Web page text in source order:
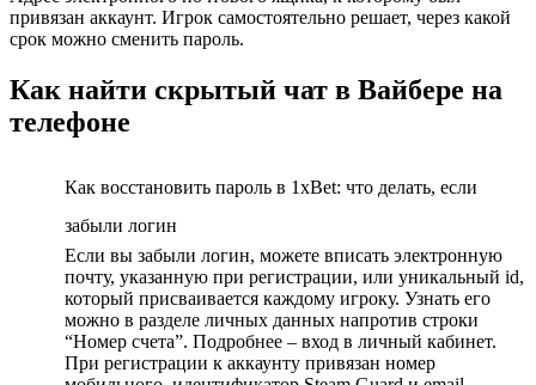
привязан аккаунт. Игрок самостоятельно решает, через какой
срок можно сменить пароль.
Как найти скрытый чат в Вайбере на
телефоне
Как восстановить пароль в 1xBet: что делать, если
забыли логин
Если вы забыли логин, можете вписать электронную
почту, указанную при регистрации, или уникальный id,
который присваивается каждому игроку. Узнать его
можно в разделе личных данных напротив строки
“Номер счета”. Подробнее – вход в личный кабинет.
При регистрации к аккаунту привязан номер